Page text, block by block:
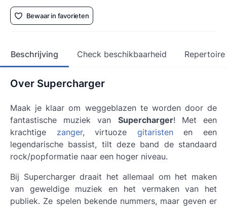
Bewaar in favorieten
Beschrijving Check beschikbaarheid Repertoire
Over Supercharger
Maak je klaar om weggeblazen te worden door de
fantastische muziek van Supercharger! Met een
krachtige zanger, virtuoze gitaristenen een
legendarische bassist, tilt deze band de standaard
rock/popformatie naar een hoger niveau.
Bij Supercharger draait het allemaal om het maken
van geweldige muziek en het vermaken van het
publiek. Ze spelen bekende nummers, maar geven er